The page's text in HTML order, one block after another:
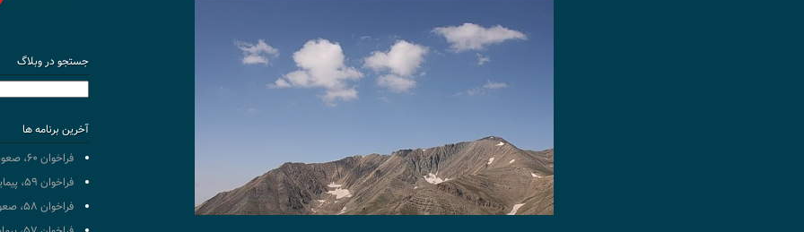
جستجو در وبلاگ
آخرین برنامه ها
فراخوان ۶۰، صعود به قله سبلان
فراخوان ۵۹، پیمایش مسیر تهران به شمال
فراخوان ۵۸، صعود به قله دماوند (جبهه شمالی)‏